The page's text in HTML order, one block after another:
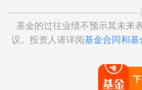
基金的过往业绩不预示其未来
议。投资人请详阅基金合同和基